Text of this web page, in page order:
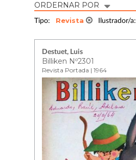
ORDERNAR POR
Tipo: Revista Ilustrador/a:
Destuet, Luis
Billiken Nº2301
Revista Portada | 1964